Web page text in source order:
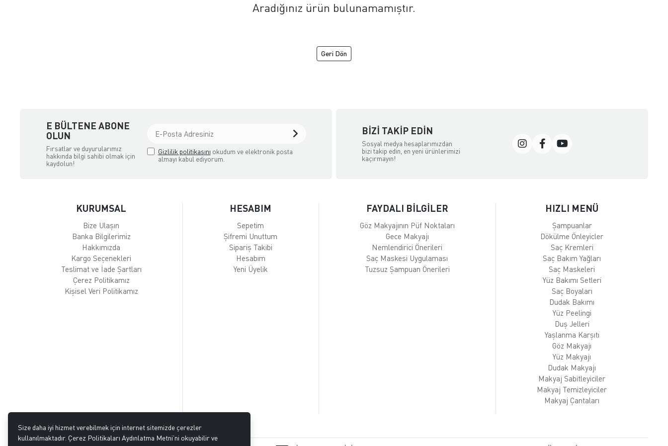
Aradığınız ürün bulunamamıştır.
Geri Dön
E BÜLTENE ABONE
OLUN
Fırsatlar ve duyurularımız
hakkında bilgi sahibi olmak için
kaydolun!
Gizlilik politikasını okudum ve elektronik posta
almayı kabul ediyorum.
BIZI TAKIP EDIN
Sosyal medya hesaplarımızdan
bizi takip edin, en yeni ürünlerimizi
kaçırmayın!
KURUMSAL
Bize Ulaşın
Banka Bilgilerimiz
Hakkımızda
Kargo Seçenekleri
Teslimat ve İade Şartları
Çerez Politikamız
Kişisel Veri Politikamız
HESABIM
Sepetim
Şifremi Unuttum
Sipariş Takibi
Hesabım
Yeni Üyelik
FAYDALI BİLGİLER
Göz Makyajının Püf Noktaları
Gece Makyajı
Nemlendirici Önerileri
Saç Maskesi Uygulaması
Tuzsuz Şampuan Önerileri
HIZLI MENÜ
Şampuanlar
Dökülme Önleyicler
Saç Kremleri
Saç Bakım Yağları
Saç Maskeleri
Yüz Bakımı Setleri
Saç Boyaları
Dudak Bakımı
Yüz Peelingi
Duş Jelleri
Yaşlanma Karşıtı
Göz Makyajı
Yüz Makyajı
Dudak Makyajı
Makyaj Sabitleyiciler
Makyaj Temizleyiciler
Makyaj Çantaları
Size daha iyi hizmet verebilmek için internet sitemizde çerezler
kullanılmaktadır. Çerez Politikaları Aydınlatma Metni’ni okuyabilir ve